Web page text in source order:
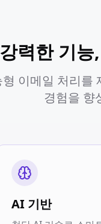
강력한 기능
이메일 처리를
경험을 향
AI 기반